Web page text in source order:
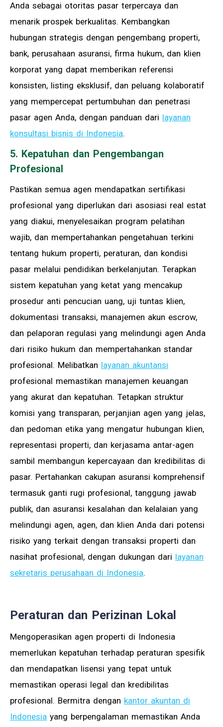
Anda sebagai otoritas pasar terpercaya dan
menarik prospek berkualitas. Kembangkan
hubungan strategis dengan pengembang properti,
bank, perusahaan asuransi, firma hukum, dan klien
korporat yang dapat memberikan referensi
konsisten, listing eksklusif, dan peluang kolaboratif
yang mempercepat pertumbuhan dan penetrasi
pasar agen Anda, dengan panduan dari layanan
konsultasi bisnis di Indonesia.
5. Kepatuhan dan Pengembangan
Profesional
Pastikan semua agen mendapatkan sertifikasi
profesional yang diperlukan dari asosiasi real estat
yang diakui, menyelesaikan program pelatihan
wajib, dan mempertahankan pengetahuan terkini
tentang hukum properti, peraturan, dan kondisi
pasar melalui pendidikan berkelanjutan. Terapkan
sistem kepatuhan yang ketat yang mencakup
prosedur anti pencucian uang, uji tuntas klien,
dokumentasi transaksi, manajemen akun escrow,
dan pelaporan regulasi yang melindungi agen Anda
dari risiko hukum dan mempertahankan standar
profesional. Melibatkan layanan akuntansi
profesional memastikan manajemen keuangan
yang akurat dan kepatuhan. Tetapkan struktur
komisi yang transparan, perjanjian agen yang jelas,
dan pedoman etika yang mengatur hubungan klien,
representasi properti, dan kerjasama antar-agen
sambil membangun kepercayaan dan kredibilitas di
pasar. Pertahankan cakupan asuransi komprehensif
termasuk ganti rugi profesional, tanggung jawab
publik, dan asuransi kesalahan dan kelalaian yang
melindungi agen, agen, dan klien Anda dari potensi
risiko yang terkait dengan transaksi properti dan
nasihat profesional, dengan dukungan dari layanan
sekretaris perusahaan di Indonesia.
Peraturan dan Perizinan Lokal
Mengoperasikan agen properti di Indonesia
memerlukan kepatuhan terhadap peraturan spesifik
dan mendapatkan lisensi yang tepat untuk
memastikan operasi legal dan kredibilitas
profesional. Bermitra dengan kantor akuntan di
Indonesia yang berpengalaman memastikan Anda